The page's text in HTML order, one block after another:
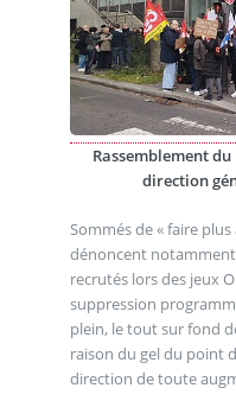
Rassemblement
direction
Sommés de « faire
dénoncent
recrutés lors des jeux
suppression
plein, le tout sur fond
raison du gel du point
direction de toute